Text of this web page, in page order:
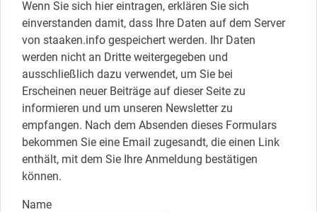
Wenn Sie sich hier eintragen, erklären Sie sich
einverstanden damit, dass Ihre Daten auf dem Server
von staaken.info gespeichert werden. Ihr Daten
werden nicht an Dritte weitergegeben und
ausschließlich dazu verwendet, um Sie bei
Erscheinen neuer Beiträge auf dieser Seite zu
informieren und um unseren Newsletter zu
empfangen. Nach dem Absenden dieses Formulars
bekommen Sie eine Email zugesandt, die einen Link
enthält, mit dem Sie Ihre Anmeldung bestätigen
können.
Name